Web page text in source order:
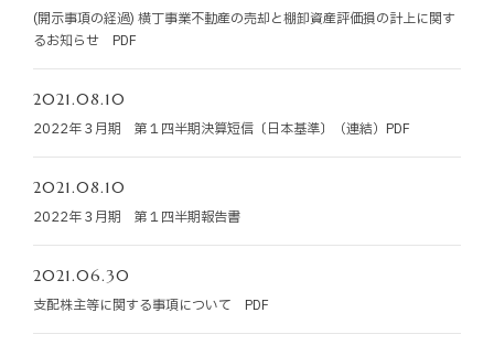
免責事項サイトマップ
(開示事項の経過) 横丁事業不動産の売却と棚卸資産評価損の計上に関す
るお知らせ PDF
2021.08.10
2022年３月期 第１四半期決算短信〔日本基準〕（連結）PDF
2021.08.10
2022年３月期 第１四半期報告書
2021.06.30
支配株主等に関する事項について PDF